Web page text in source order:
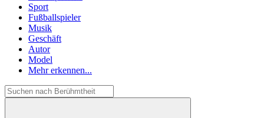
Sport
Fußballspieler
Musik
Geschäft
Autor
Model
Mehr erkennen...